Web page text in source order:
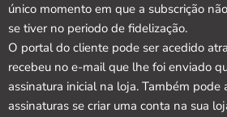
único momento em que a subscrição
se tiver no periodo de fidelização.
O portal do cliente pode ser acedido
recebeu no e-mail que lhe foi enviado
assinatura inicial na loja. Também pode
assinaturas se criar uma conta na sua